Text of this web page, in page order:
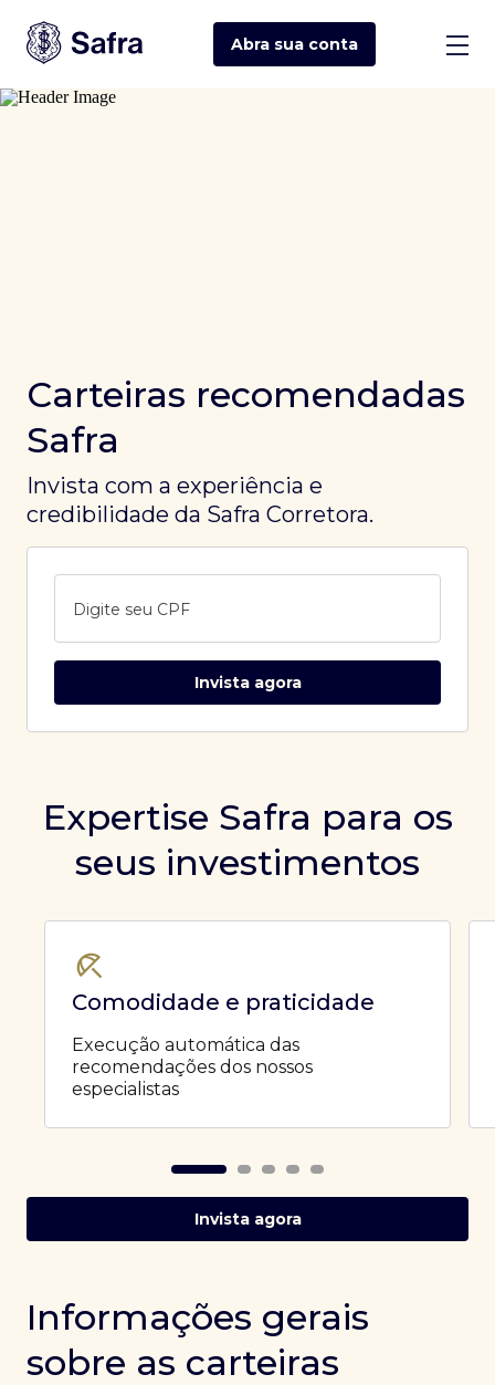
Abra sua conta
Carteiras recomendadas
Safra
Invista com a experiência e
credibilidade da Safra Corretora.
Digite seu CPF
Invista agora
Expertise Safra para os
seus investimentos
Comodidade e praticidade
Execução automática das
recomendações dos nossos
especialistas
Invista agora
Informações gerais
sobre as carteiras